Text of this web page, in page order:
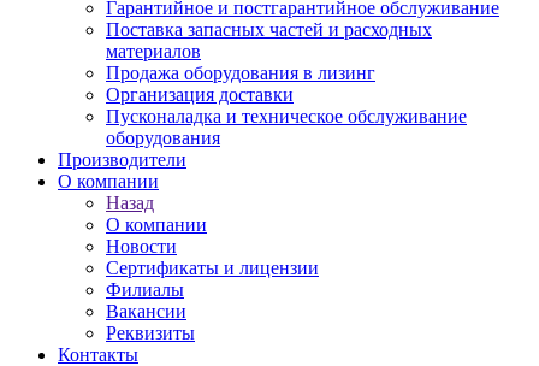
Гарантийное и постгарантийное обслуживание
Поставка запасных частей и расходных
материалов
Продажа оборудования в лизинг
Организация доставки
Пусконаладка и техническое обслуживание
оборудования
Производители
О компании
Назад
О компании
Новости
Сертификаты и лицензии
Филиалы
Вакансии
Реквизиты
Контакты